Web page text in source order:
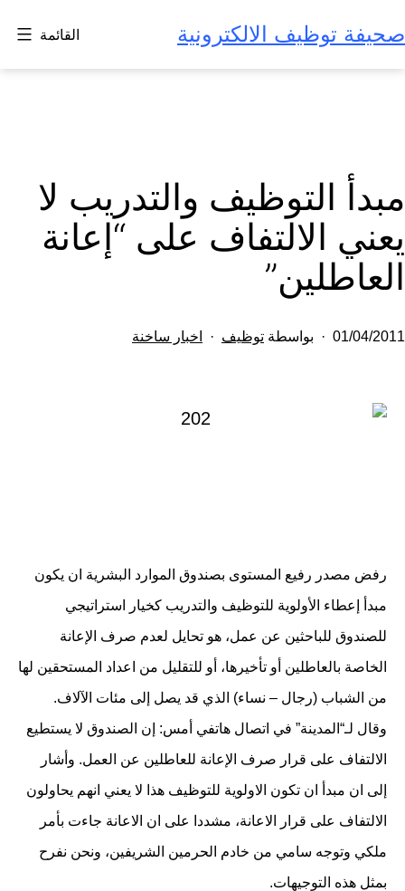
إلى
المحتوى
صحيفة توظيف الالكترونية القائمة
مبدأ التوظيف والتدريب لا
يعني الالتفاف على “إعانة
العاطلين”
تم
01/04/2011 بواسطة توظيف
مصنف
اخبار ساخنة
رفض مصدر رفيع المستوى بصندوق الموارد البشرية ان يكون
مبدأ إعطاء الأولوية للتوظيف والتدريب كخيار استراتيجي
للصندوق للباحثين عن عمل، هو تحايل لعدم صرف الإعانة
الخاصة بالعاطلين أو تأخيرها، أو للتقليل من اعداد المستحقين لها
من الشباب (رجال – نساء) الذي قد يصل إلى مئات الآلاف.
وقال لـ“المدينة” في اتصال هاتفي أمس: إن الصندوق لا يستطيع
الالتفاف على قرار صرف الإعانة للعاطلين عن العمل. وأشار
إلى ان مبدأ ان تكون الاولوية للتوظيف هذا لا يعني انهم يحاولون
الالتفاف على قرار الاعانة، مشددا على ان الاعانة جاءت بأمر
ملكي وتوجه سامي من خادم الحرمين الشريفين، ونحن نفرح
بمثل هذه التوجيهات.